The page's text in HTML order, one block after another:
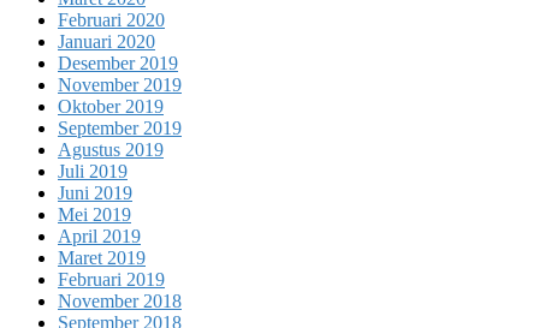
Februari 2020
Januari 2020
Desember 2019
November 2019
Oktober 2019
September 2019
Agustus 2019
Juli 2019
Juni 2019
Mei 2019
April 2019
Maret 2019
Februari 2019
November 2018
September 2018